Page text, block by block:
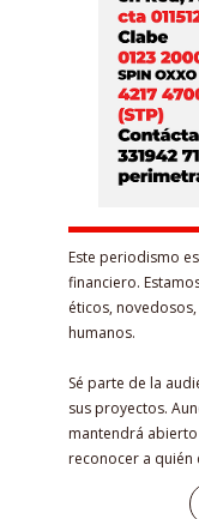
Este periodismo
financiero.
éticos,
humanos.
Sé parte de la
sus proyectos.
mantendrá
reconocer a